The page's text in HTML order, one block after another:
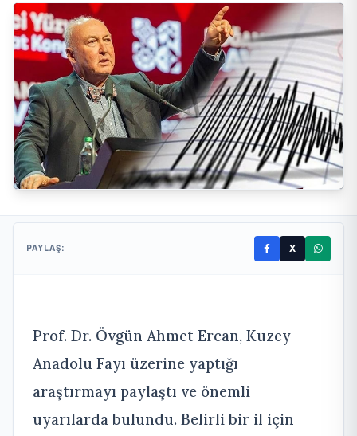
PAYLAŞ: X
Prof. Dr. Övgün Ahmet Ercan, Kuzey
Anadolu Fayı üzerine yaptığı
araştırmayı paylaştı ve önemli
uyarılarda bulundu. Belirli bir il için